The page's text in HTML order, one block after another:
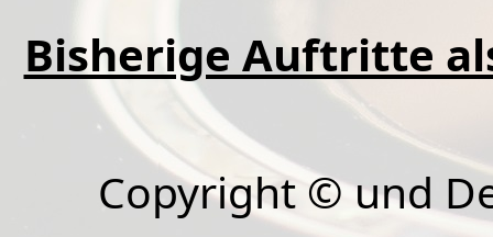
Bisherige Auftritte
Copyright © und